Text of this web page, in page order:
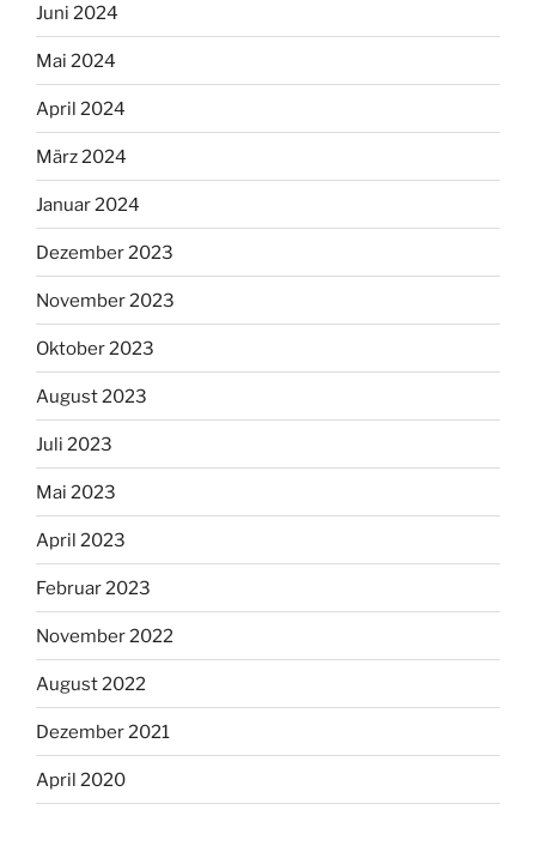
Juni 2024
Mai 2024
April 2024
März 2024
Januar 2024
Dezember 2023
November 2023
Oktober 2023
August 2023
Juli 2023
Mai 2023
April 2023
Februar 2023
November 2022
August 2022
Dezember 2021
April 2020